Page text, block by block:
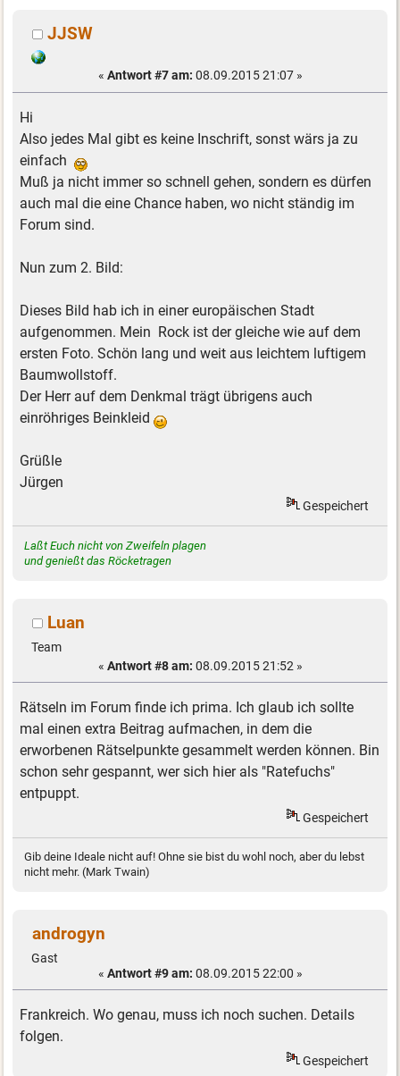
JJSW
« Antwort #7 am: 08.09.2015 21:07 »
Hi
Also jedes Mal gibt es keine Inschrift, sonst wärs ja zu
einfach
Muß ja nicht immer so schnell gehen, sondern es dürfen
auch mal die eine Chance haben, wo nicht ständig im
Forum sind.
Nun zum 2. Bild:
Dieses Bild hab ich in einer europäischen Stadt
aufgenommen. Mein Rock ist der gleiche wie auf dem
ersten Foto. Schön lang und weit aus leichtem luftigem
Baumwollstoff.
Der Herr auf dem Denkmal trägt übrigens auch
einröhriges Beinkleid
Grüßle
Jürgen
Gespeichert
Laßt Euch nicht von Zweifeln plagen
und genießt das Röcketragen
Luan
Team
« Antwort #8 am: 08.09.2015 21:52 »
Rätseln im Forum finde ich prima. Ich glaub ich sollte
mal einen extra Beitrag aufmachen, in dem die
erworbenen Rätselpunkte gesammelt werden können. Bin
schon sehr gespannt, wer sich hier als "Ratefuchs"
entpuppt.
Gespeichert
Gib deine Ideale nicht auf! Ohne sie bist du wohl noch, aber du lebst
nicht mehr. (Mark Twain)
androgyn
Gast
« Antwort #9 am: 08.09.2015 22:00 »
Frankreich. Wo genau, muss ich noch suchen. Details
folgen.
Gespeichert